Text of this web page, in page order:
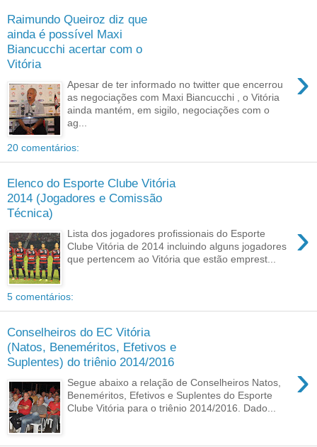
Raimundo Queiroz diz que
ainda é possível Maxi
Biancucchi acertar com o
Vitória
›
Apesar de ter informado no twitter que encerrou
as negociações com Maxi Biancucchi , o Vitória
ainda mantém, em sigilo, negociações com o
ag...
20 comentários:
Elenco do Esporte Clube Vitória
2014 (Jogadores e Comissão
Técnica)
›
Lista dos jogadores profissionais do Esporte
Clube Vitória de 2014 incluindo alguns jogadores
que pertencem ao Vitória que estão emprest...
5 comentários:
Conselheiros do EC Vitória
(Natos, Beneméritos, Efetivos e
Suplentes) do triênio 2014/2016
›
Segue abaixo a relação de Conselheiros Natos,
Beneméritos, Efetivos e Suplentes do Esporte
Clube Vitória para o triênio 2014/2016. Dado...